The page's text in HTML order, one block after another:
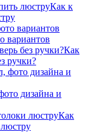
Как к
вариантов
Как
ручки?
дизайна и
Как